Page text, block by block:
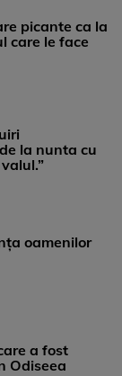
picante ca la
care le face
la nunta cu
oamenilor
a fost
Odiseea